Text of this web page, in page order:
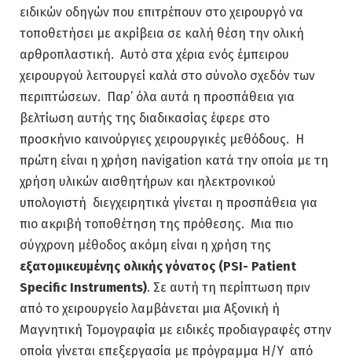
ειδικών οδηγών που επιτρέπουν στο χειρουργό να
τοποθετήσει με ακρίβεια σε καλή θέση την ολική
αρθροπλαστική. Αυτό στα χέρια ενός έμπειρου
χειρουργού λειτουργεί καλά στο σύνολο σχεδόν των
περιπτώσεων. Παρ’ όλα αυτά η προσπάθεια για
βελτίωση αυτής της διαδικασίας έφερε στο
προσκήνιο καινούργιες χειρουργικές μεθόδους. Η
πρώτη είναι η χρήση navigation κατά την οποία με τη
χρήση υλικών αισθητήρων και ηλεκτρονικού
υπολογιστή διεγχειρητικά γίνεται η προσπάθεια για
πιο ακριβή τοποθέτηση της πρόθεσης. Μια πιο
σύγχρονη μέθοδος ακόμη είναι η χρήση της
εξατομικευμένης ολικής γόνατος (PSI- Patient
Specific Instruments). Σε αυτή τη περίπτωση πριν
από το χειρουργείο λαμβάνεται μια Αξονική ή
Μαγνητική Τομογραφία με ειδικές προδιαγραφές στην
οποία γίνεται επεξεργασία με πρόγραμμα Η/Υ από